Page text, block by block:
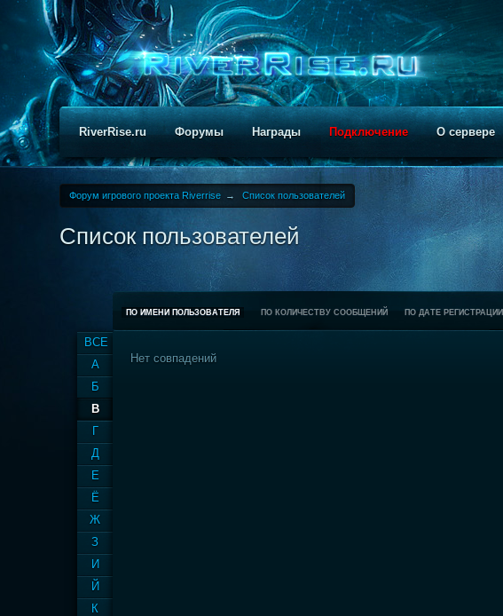
RiverRise.ru Форумы Награды Подключение О сервере
Форум игрового проекта Riverrise → Список пользователей
Список пользователей
ВСЕ
А
Б
В
Г
Д
Е
Ё
Ж
З
И
Й
К
ПО ИМЕНИ ПОЛЬЗОВАТЕЛЯ ПО КОЛИЧЕСТВУ СООБЩЕНИЙ ПО ДАТЕ РЕГИСТРАЦИИ
Нет совпадений